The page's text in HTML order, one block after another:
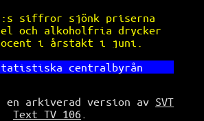
siffror sjönk priserna
och alkoholfria drycker
procent i årstakt i juni.
Statistiska centralbyrån
arkiverad version av SVT
Text TV 106